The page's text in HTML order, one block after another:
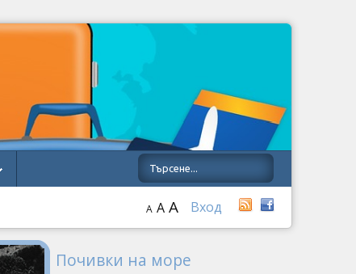
Вход
A A A
Почивки на море